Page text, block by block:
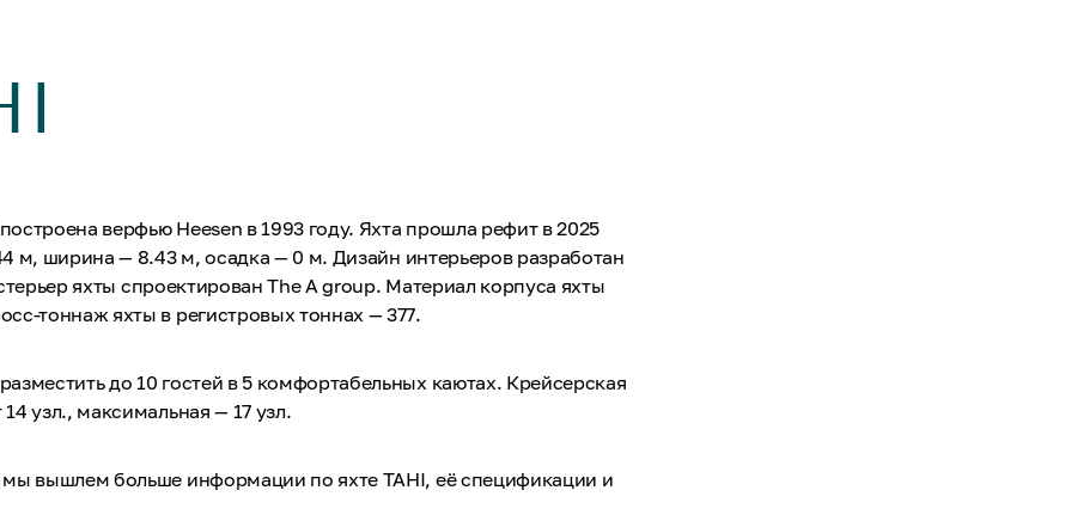
верфью Heesen в 1993 году. Яхта прошла рефит в 2025
м, ширина — 8.43 м, осадка — 0 м. Дизайн интерьеров разработан
яхты спроектирован The A group. Материал корпуса яхты
тоннаж яхты в регистровых тоннах — 377.
до 10 гостей в 5 комфортабельных каютах. Крейсерская
14 узл., максимальная — 17 узл.
вышлем больше информации по яхте TAHI, её спецификации и